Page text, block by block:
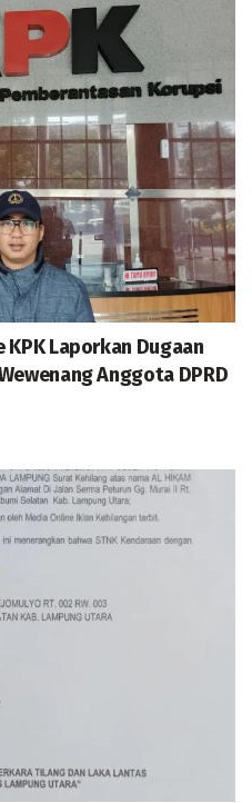
KPK Laporkan Dugaan
Anggota DPRD